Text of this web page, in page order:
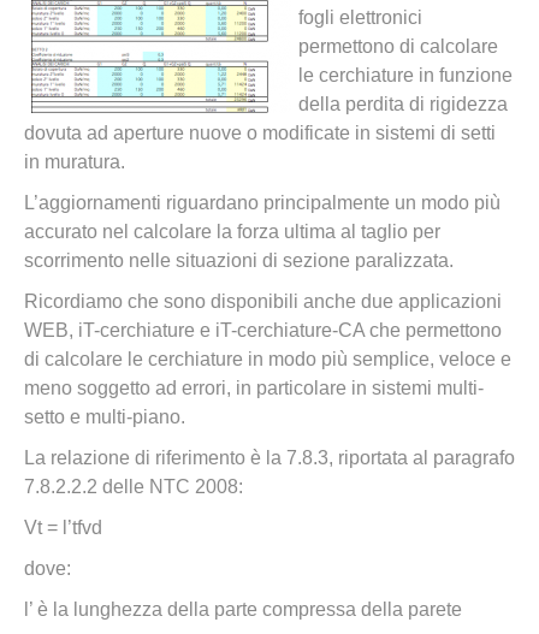
fogli elettronici
permettono di calcolare
le cerchiature in funzione
della perdita di rigidezza
dovuta ad aperture nuove o modificate in sistemi di setti
in muratura.
L’aggiornamenti riguardano principalmente un modo più
accurato nel calcolare la forza ultima al taglio per
scorrimento nelle situazioni di sezione paralizzata.
Ricordiamo che sono disponibili anche due applicazioni
WEB, iT-cerchiature e iT-cerchiature-CA che permettono
di calcolare le cerchiature in modo più semplice, veloce e
meno soggetto ad errori, in particolare in sistemi multi-
setto e multi-piano.
La relazione di riferimento è la 7.8.3, riportata al paragrafo
7.8.2.2.2 delle NTC 2008:
Vt = l’tfvd
dove:
l’ è la lunghezza della parte compressa della parete